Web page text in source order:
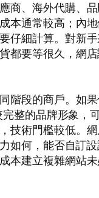
商、海外代購、
通常較高；內
仔細計算。對新
都要等很久，網
階段的商戶。如
整的品牌形象，
技術門檻較低。
如何，能否自訂
本建立複雜網站